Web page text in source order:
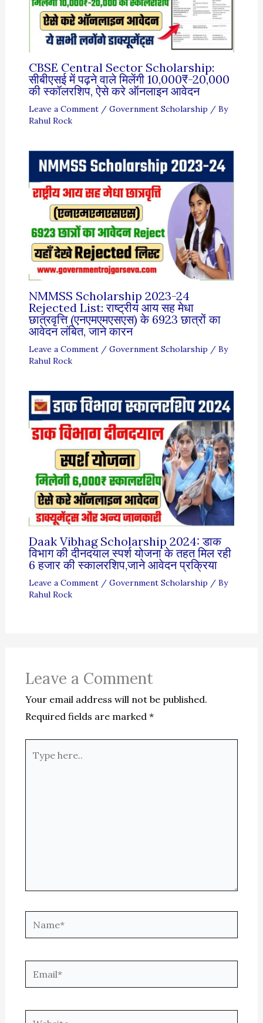
CBSE Central Sector Scholarship:
सीबीएसई में पढ़ने वाले मिलेंगी 10,000₹-20,000
की स्कॉलरशिप, ऐसे करे ऑनलाइन आवेदन
Leave a Comment / Government Scholarship / By
Rahul Rock
NMMSS Scholarship 2023-24
Rejected List: राष्ट्रीय आय सह मेधा
छात्रवृत्ति (एनएमएमएसएस) के 6923 छात्रों का
आवेदन लंबित, जाने कारन
Leave a Comment / Government Scholarship / By
Rahul Rock
Daak Vibhag Scholarship 2024: डाक
विभाग की दीनदयाल स्पर्श योजना के तहत मिल रही
6 हजार की स्कालरशिप,जाने आवेदन प्रक्रिया
Leave a Comment / Government Scholarship / By
Rahul Rock
Leave a Comment
Your email address will not be published.
Required fields are marked *
here..
Name*
Email*
Website